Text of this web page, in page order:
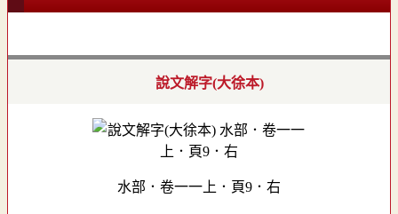
說文解字(大徐本)
水部．卷一一上．頁9．右